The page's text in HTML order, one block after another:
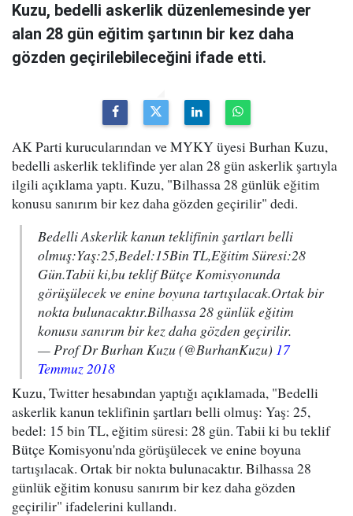
Kuzu, bedelli askerlik düzenlemesinde yer
alan 28 gün eğitim şartının bir kez daha
gözden geçirilebileceğini ifade etti.
AK Parti kurucularından ve MYKY üyesi Burhan Kuzu,
bedelli askerlik teklifinde yer alan 28 gün askerlik şartıyla
ilgili açıklama yaptı. Kuzu, "Bilhassa 28 günlük eğitim
konusu sanırım bir kez daha gözden geçirilir" dedi.
Bedelli Askerlik kanun teklifinin şartları belli
olmuş:Yaş:25,Bedel:15Bin TL,Eğitim Süresi:28
Gün.Tabii ki,bu teklif Bütçe Komisyonunda
görüşülecek ve enine boyuna tartışılacak.Ortak bir
nokta bulunacaktır.Bilhassa 28 günlük eğitim
konusu sanırım bir kez daha gözden geçirilir.
— Prof Dr Burhan Kuzu (@BurhanKuzu) 17
Temmuz 2018
Kuzu, Twitter hesabından yaptığı açıklamada, "Bedelli
askerlik kanun teklifinin şartları belli olmuş: Yaş: 25,
bedel: 15 bin TL, eğitim süresi: 28 gün. Tabii ki bu teklif
Bütçe Komisyonu'nda görüşülecek ve enine boyuna
tartışılacak. Ortak bir nokta bulunacaktır. Bilhassa 28
günlük eğitim konusu sanırım bir kez daha gözden
geçirilir" ifadelerini kullandı.